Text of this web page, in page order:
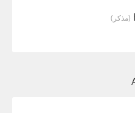
(مذكر)